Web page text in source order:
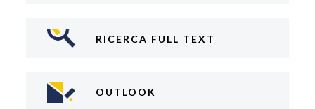
RICERCA FULL TEXT
OUTLOOK